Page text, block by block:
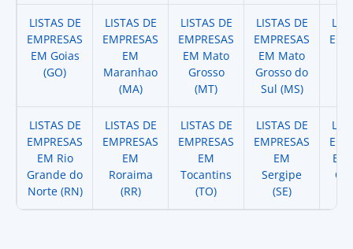
LISTAS DE
EMPRESAS
EM Goias
(GO)
LISTAS DE
EMPRESAS
EM
Maranhao
(MA)
LISTAS DE
EMPRESAS
EM Mato
Grosso
(MT)
LISTAS DE
EMPRESAS
EM Mato
Grosso do
Sul (MS)
LISTAS DE
EMPRESAS
EM Rio
Grande do
Norte (RN)
LISTAS DE
EMPRESAS
EM
Roraima
(RR)
LISTAS DE
EMPRESAS
EM
Tocantins
(TO)
LISTAS DE
EMPRESAS
EM
Sergipe
(SE)
EM